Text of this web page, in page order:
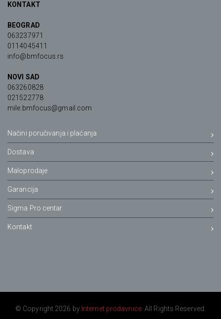
KONTAKT
BEOGRAD
063237971
0114045411
info@bmfocus.rs
NOVI SAD
063260828
021522778
mile.bmfocus@gmail.com
Načini poručivanja i plaćanja
Dostava
Maloprodaje
Garancija
Sigma Pro centar
Kontakt
© Copyright 2026 by Internet prodavnice. All Rights Reserved.